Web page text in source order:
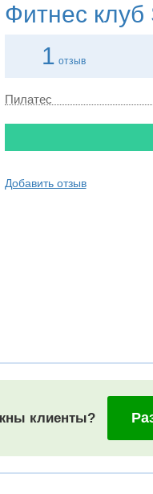
Фитнес клуб
1 отзыв
Пилатес
Добавить отзыв
клиенты?